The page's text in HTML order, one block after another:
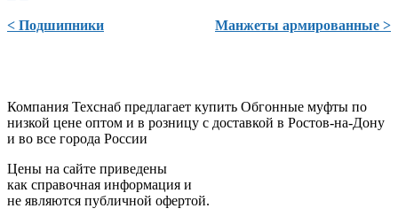
< Подшипники Манжеты армированные >
Компания Техснаб предлагает купить Обгонные муфты по
низкой цене оптом и в розницу с доставкой в Ростов-на-Дону
и во все города России
Цены на сайте приведены
как справочная информация и
не являются публичной офертой.